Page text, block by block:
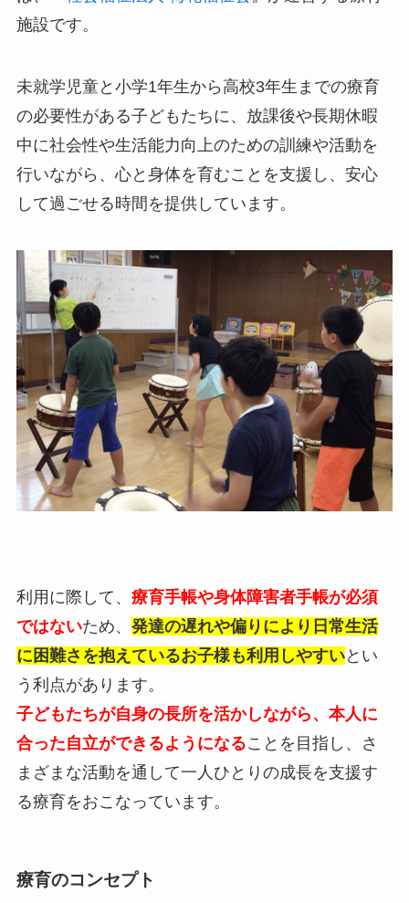
施設です。
未就学児童と小学1年生から高校3年生までの療育
の必要性がある子どもたちに、放課後や長期休暇
中に社会性や生活能力向上のための訓練や活動を
行いながら、心と身体を育むことを支援し、安心
して過ごせる時間を提供しています。
利用に際して、 療育手帳や身体障害者手帳が必須
ではないため、 発達の遅れや偏りにより日常生活
に困難さを抱えているお子様も利用しやすいとい
う利点があります。
子どもたちが自身の長所を活かしながら、本人に
合った自立ができるようになることを目指し、さ
まざまな活動を通して一人ひとりの成長を支援す
る療育をおこなっています。
療育のコンセプト